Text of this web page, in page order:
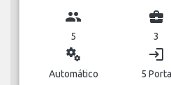
group
5
business_center
3
miscellaneous_services
Automático
login
5 Porta